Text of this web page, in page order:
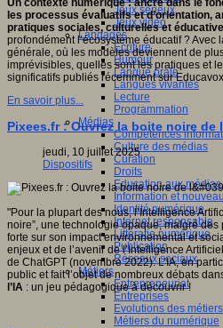
Jeux sérieux
Jeux vidéo
Langages
Ecriture
Humour
Langue orale
Langues vivantes
Lecture
Programmation
Médias
Compétences
Culture des médias
Curation
Droits
Education aux médias
Information et
Identité numérique
Internet responsable
Littératie numérique
Publication
Réseaux sociaux
Métiers
Entrepreneuriat
Entreprises
Evolutions des métiers
Métiers du numérique
Un contexte numérique : ancré dans le
les processus évaluatifs et d’orientation,
pratiques sociales, culturelles et
profondément l’écosystème éducatif ? Avec
générale, où les modèles deviennent de
imprévisibles, quelles sont les pratiques et
significatifs publiés récemment sur
En savoir plus...
Pixees.fr : Ouvrez la boite noire
jeudi, 10 juillet 2025
Dispositifs
"Pour la plupart des nous, l’Intelligence
noire”, une technologie opaque, malgré
forte sur son impact environnemental et
enjeux et de l’avenir de l’Intelligence
de ChatGPT (novembre 2022). L’IA, en
public et fait l’objet de nombreux débats
l’IA : un jeu pédagogique à découvrir !